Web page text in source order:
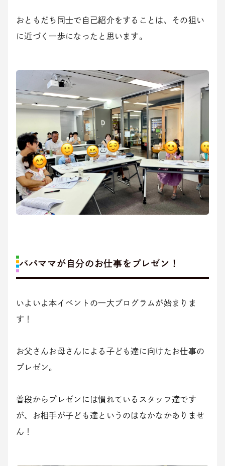
おともだち同士で自己紹介をすることは、その狙い
に近づく一歩になったと思います。
パパママが自分のお仕事をプレゼン！
いよいよ本イベントの一大プログラムが始まりま
す！
お父さんお母さんによる子ども達に向けたお仕事の
プレゼン。
普段からプレゼンには慣れているスタッフ達です
が、お相手が子ども達というのはなかなかありませ
ん！